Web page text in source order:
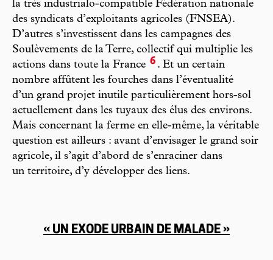
la très industrialo-compatible Fédération nationale
des syndicats d’exploitants agricoles (FNSEA).
D’autres s’investissent dans les campagnes des
Soulèvements de la Terre, collectif qui multiplie les
actions dans toute la France 6 . Et un certain
nombre affûtent les fourches dans l’éventualité
d’un grand projet inutile particulièrement hors-sol
actuellement dans les tuyaux des élus des environs.
Mais concernant la ferme en elle-même, la véritable
question est ailleurs : avant d’envisager le grand soir
agricole, il s’agit d’abord de s’enraciner dans
un territoire, d’y développer des liens.
« UN EXODE URBAIN DE MALADE »